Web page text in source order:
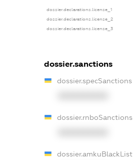
dossier.declarations.license_1
dossier.declarations.license_2
dossier.declarations.license_3
dossier.sanctions
dossier.specSanctions
dossier.rnboSanctions
dossier.amkuBlackList